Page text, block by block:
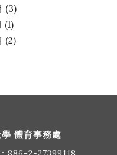
(3)
(1)
(2)
體育事務處